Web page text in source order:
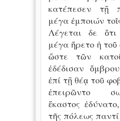
κατέπεσεν τῇ
μέγα ἐμποιών
Λέγεται δε ὅτι
μέγα ἤρετο ἡ τοῦ
ὥστε τῶν
ἐδέδισαν
ἐπί τῇ θέᾳ τοῦ
ἐπειρῶντο
ἕκαστος
τῆς πόλεως